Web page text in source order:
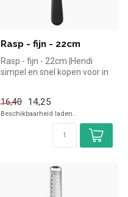
Rasp - fijn - 22cm
Rasp - fijn - 22cm |Hendi
simpel en snel kopen voor in
16,40
14,25
Beschikbaarheid laden..